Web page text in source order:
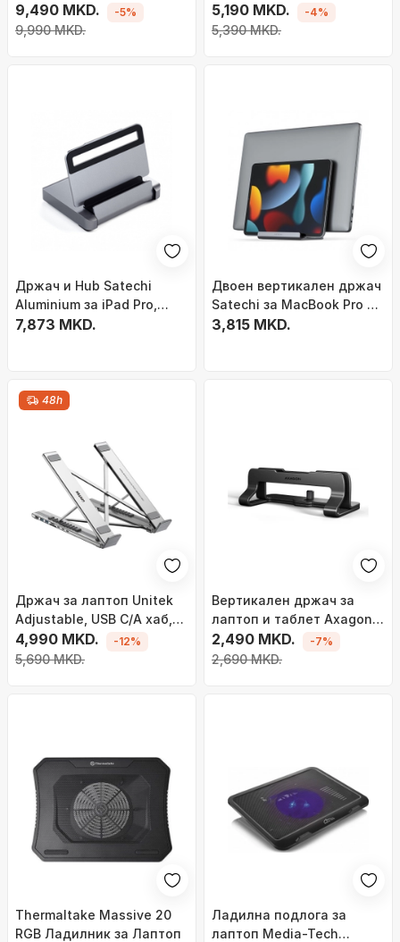
Extreme, до 18\", RGB
осветлување, црна
9,490 MKD.
9,990 MKD.
-5%
алуминиум, до 17", сив
5,190 MKD.
5,390 MKD.
-4%
Држач и Hub Satechi
Aluminium за iPad Pro,
сива боја
7,873 MKD.
Двоен вертикален држач
Satechi за MacBook Pro и
iPad, сив
3,815 MKD.
48h
Држач за лаптоп Unitek
Adjustable, USB C/A хаб,
HDMI 2.0, PD 100W,
сребрен
4,990 MKD.
5,690 MKD.
-12%
Вертикален држач за
лаптоп и таблет Axagon
STND-VB, за уреди од 10"
до 17.3", метален, црн
2,490 MKD.
2,690 MKD.
-7%
Thermaltake Massive 20
RGB Ладилник за Лаптоп
Ладилна подлога за
лаптоп Media-Tech